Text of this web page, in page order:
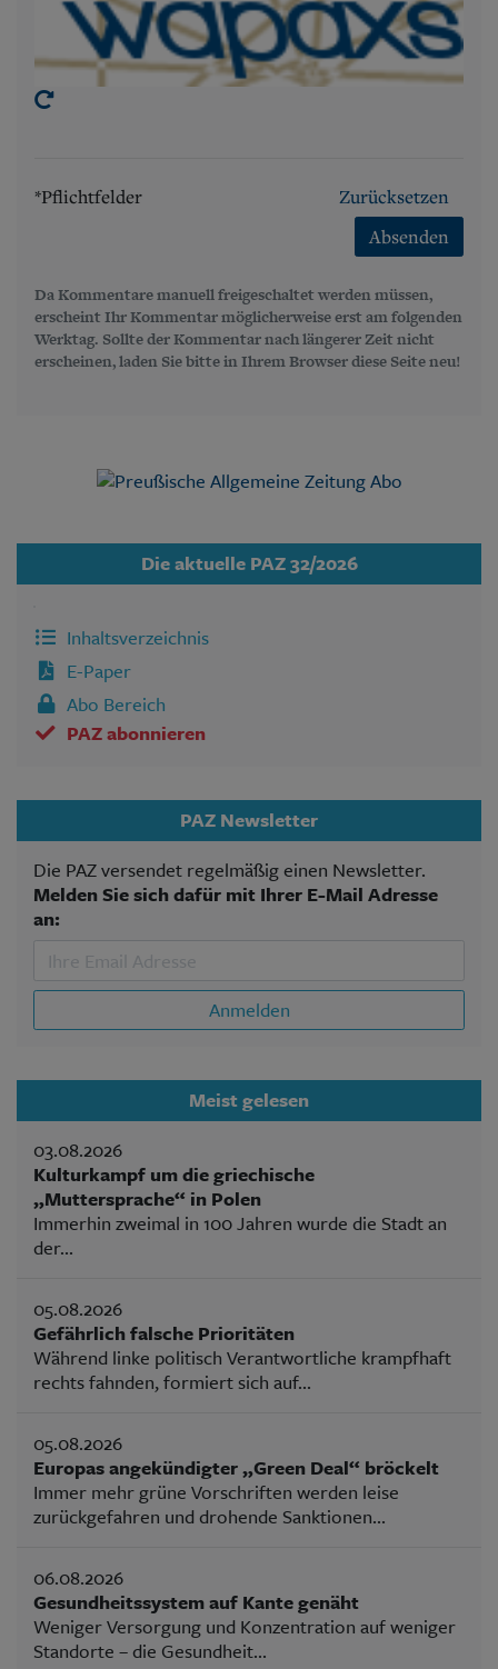
*Pflichtfelder
Zurücksetzen
Absenden
Da Kommentare manuell freigeschaltet werden müssen,
erscheint Ihr Kommentar möglicherweise erst am folgenden
Werktag. Sollte der Kommentar nach längerer Zeit nicht
erscheinen, laden Sie bitte in Ihrem Browser diese Seite neu!
Die aktuelle PAZ 32/2026
Inhaltsverzeichnis
E-Paper
Abo Bereich
PAZ abonnieren
PAZ Newsletter
Die PAZ versendet regelmäßig einen Newsletter.
Melden Sie sich dafür mit Ihrer E-Mail Adresse
an:
Anmelden
Meist gelesen
03.08.2026
Kulturkampf um die griechische
„Muttersprache“ in Polen
Immerhin zweimal in 100 Jahren wurde die Stadt an
der...
05.08.2026
Gefährlich falsche Prioritäten
Während linke politisch Verantwortliche krampfhaft
rechts fahnden, formiert sich auf...
05.08.2026
Europas angekündigter „Green Deal“ bröckelt
Immer mehr grüne Vorschriften werden leise
zurückgefahren und drohende Sanktionen...
06.08.2026
Gesundheitssystem auf Kante genäht
Weniger Versorgung und Konzentration auf weniger
Standorte – die Gesundheit...